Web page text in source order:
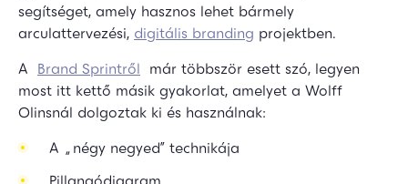
segítséget, amely hasznos lehet bármely
arculattervezési, digitális branding projektben.
A Brand Sprintről már többször esett szó, legyen
most itt kettő másik gyakorlat, amelyet a Wolff
Olinsnál dolgoztak ki és használnak:
A „négy negyed” technikája